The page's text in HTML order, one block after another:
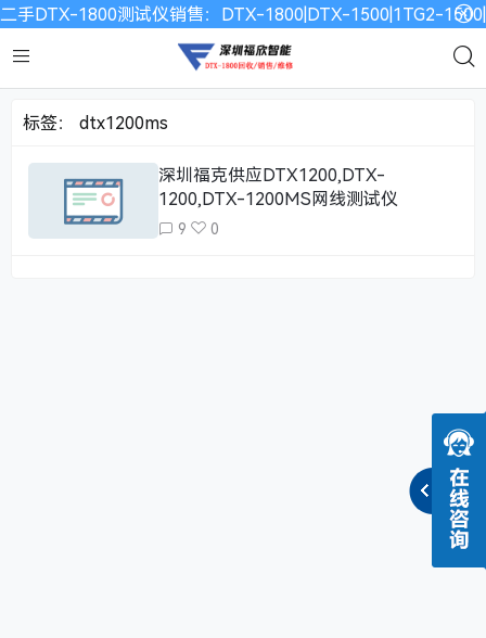
二手DTX-1800测试仪销售：DTX-1800|DTX-1500|1TG2-
标签： dtx1200ms
深圳福克供应DTX1200,DTX-
1200,DTX-1200MS网线测试仪
9 0